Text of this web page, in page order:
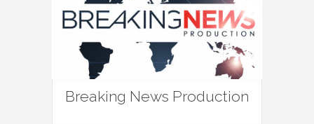
Breaking News Production